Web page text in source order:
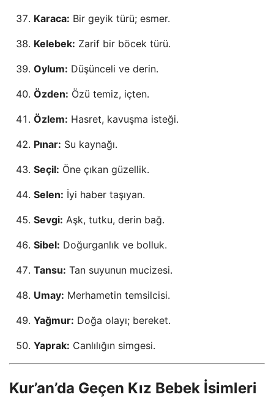
Karaca: Bir geyik türü; esmer.
Kelebek: Zarif bir böcek türü.
Oylum: Düşünceli ve derin.
Özden: Özü temiz, içten.
Özlem: Hasret, kavuşma isteği.
Pınar: Su kaynağı.
Seçil: Öne çıkan güzellik.
Selen: İyi haber taşıyan.
Sevgi: Aşk, tutku, derin bağ.
Sibel: Doğurganlık ve bolluk.
Tansu: Tan suyunun mucizesi.
Umay: Merhametin temsilcisi.
Yağmur: Doğa olayı; bereket.
Yaprak: Canlılığın simgesi.
Kur’an’da Geçen Kız Bebek İsimleri